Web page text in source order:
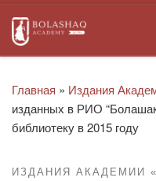
Skip to content
Главная » Издания
изданных в РИО
библиотеку в 2015 году
ИЗДАНИЯ АКАДЕМИИ